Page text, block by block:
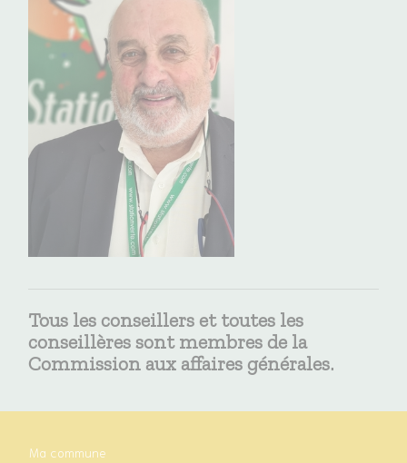
Tous les conseillers et toutes les
conseillères sont membres de la
Commission aux affaires générales.
Ma commune